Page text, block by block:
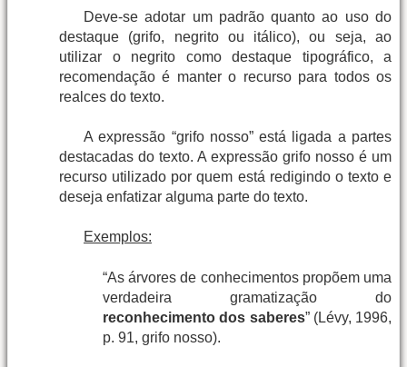
Deve-se adotar um padrão quanto ao uso do
destaque (grifo, negrito ou itálico), ou seja, ao
utilizar o negrito como destaque tipográfico, a
recomendação é manter o recurso para todos os
realces do texto.
A expressão “grifo nosso” está ligada a partes
destacadas do texto. A expressão grifo nosso é um
recurso utilizado por quem está redigindo o texto e
deseja enfatizar alguma parte do texto.
Exemplos:
“As árvores de conhecimentos propõem uma
verdadeira gramatização do
reconhecimento dos saberes” (Lévy, 1996,
p. 91, grifo nosso).